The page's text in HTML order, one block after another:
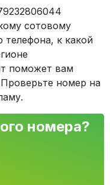
сотовому
к какой
поможет вам
номер на
номера?